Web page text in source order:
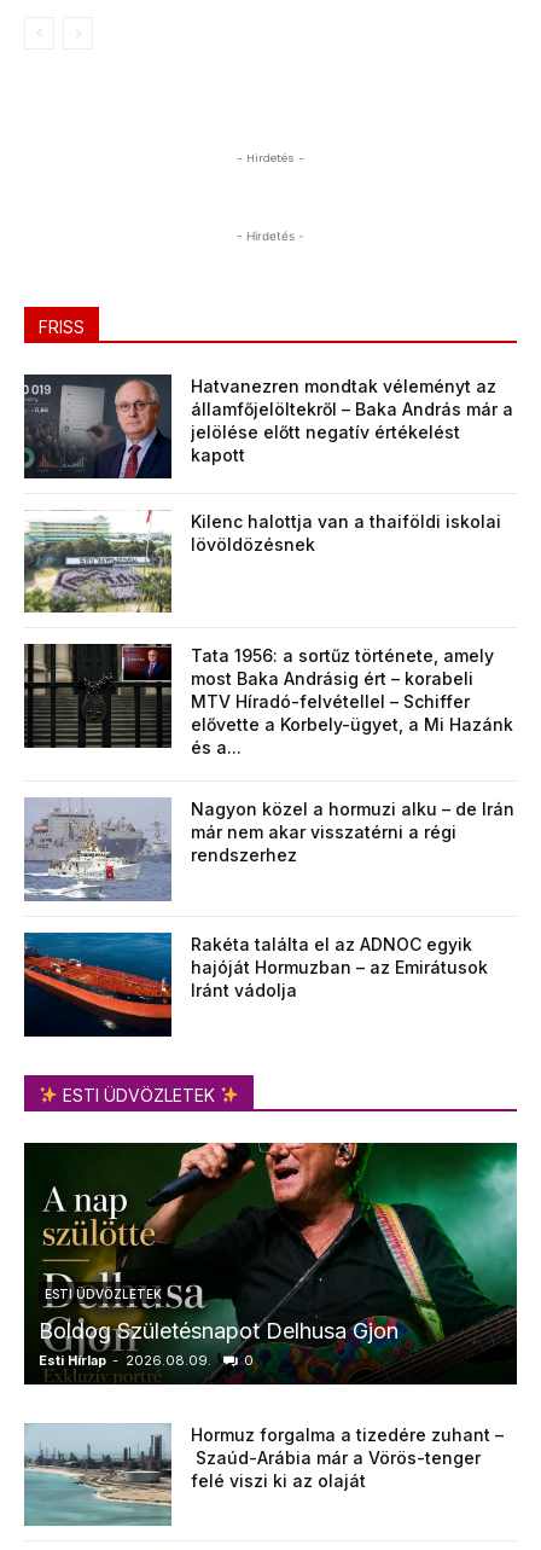
- Hirdetés -
- Hirdetés -
FRISS
Hatvanezren mondtak véleményt az
államfőjelöltekről – Baka András már a
jelölése előtt negatív értékelést
kapott
Kilenc halottja van a thaiföldi iskolai
lövöldözésnek
Tata 1956: a sortűz története, amely
most Baka Andrásig ért – korabeli
MTV Híradó-felvétellel – Schiffer
elővette a Korbely-ügyet, a Mi Hazánk
és a...
Nagyon közel a hormuzi alku – de Irán
már nem akar visszatérni a régi
rendszerhez
Rakéta találta el az ADNOC egyik
hajóját Hormuzban – az Emirátusok
Iránt vádolja
ESTI ÜDVÖZLETEK
ESTI ÜDVÖZLETEK
Boldog Születésnapot Delhusa Gjon
Esti Hírlap - 2026.08.09. 0
Hormuz forgalma a tizedére zuhant –
Szaúd-Arábia már a Vörös-tenger
felé viszi ki az olaját